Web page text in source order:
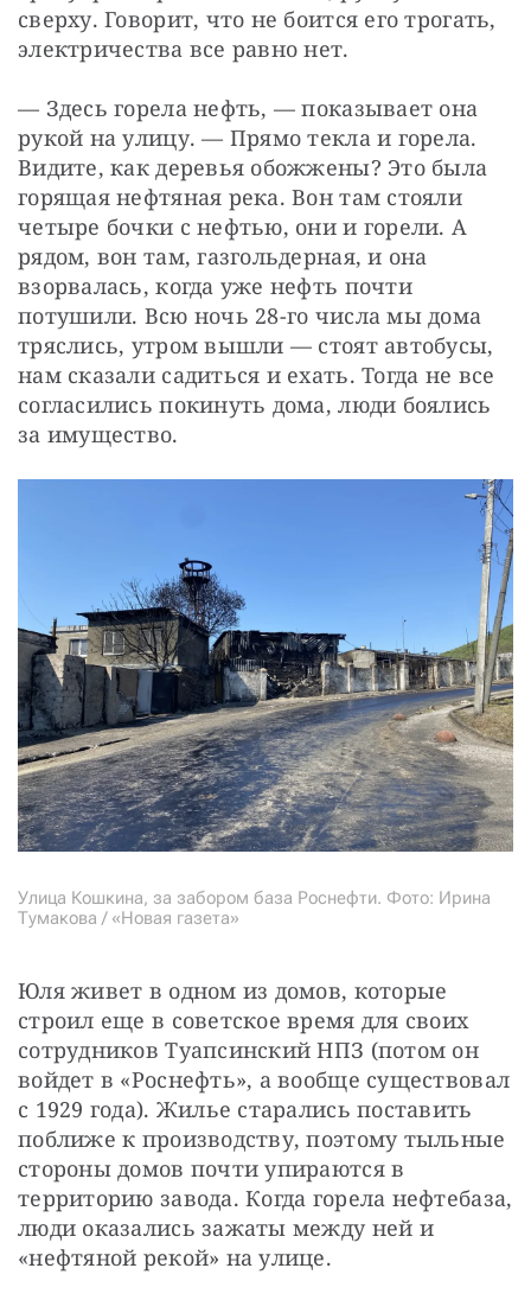
сверху. Говорит, что не боится его трогать,
электричества все равно нет.
— Здесь горела нефть, — показывает она
рукой на улицу. — Прямо текла и горела.
Видите, как деревья обожжены? Это была
горящая нефтяная река. Вон там стояли
четыре бочки с нефтью, они и горели. А
рядом, вон там, газгольдерная, и она
взорвалась, когда уже нефть почти
потушили. Всю ночь 28-го числа мы дома
тряслись, утром вышли — стоят автобусы,
нам сказали садиться и ехать. Тогда не все
согласились покинуть дома, люди боялись
за имущество.
Улица Кошкина, за забором база Роснефти. Фото: Ирина
Тумакова / «Новая газета»
Юля живет в одном из домов, которые
строил еще в советское время для своих
сотрудников Туапсинский НПЗ (потом он
войдет в «Роснефть», а вообще существовал
с 1929 года). Жилье старались поставить
поближе к производству, поэтому тыльные
стороны домов почти упираются в
территорию завода. Когда горела нефтебаза,
люди оказались зажаты между ней и
«нефтяной рекой» на улице.